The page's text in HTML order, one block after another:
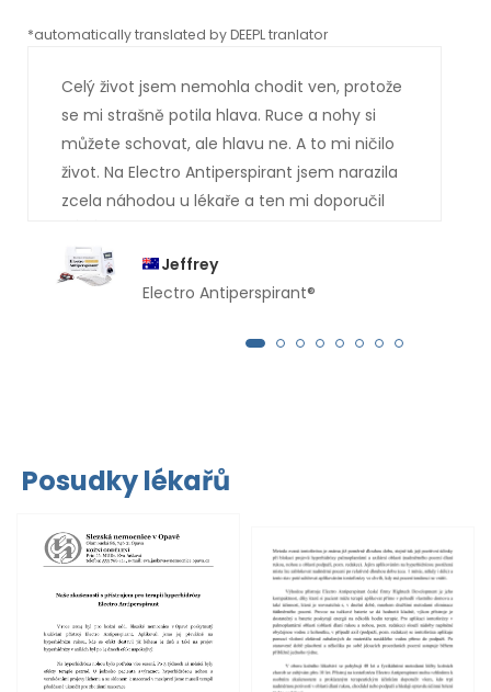
*automatically translated by DEEPL tranlator
Celý život jsem nemohla chodit ven, protože
se mi strašně potila hlava. Ruce a nohy si
můžete schovat, ale hlavu ne. A to mi ničilo
život. Na Electro Antiperspirant jsem narazila
zcela náhodou u lékaře a ten mi doporučil
absolutně suchá . Ty potůčky potu, které mi
dříve stékaly po obličeji, jsou pryč. Moc vám
Jeffrey
Electro Antiperspirant®
Posudky lékařů